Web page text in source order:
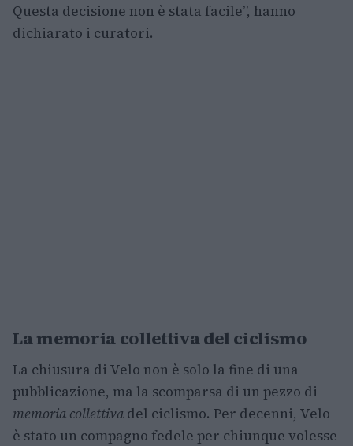
Questa decisione non è stata facile”, hanno
dichiarato i curatori.
La memoria collettiva del ciclismo
La chiusura di Velo non è solo la fine di una
pubblicazione, ma la scomparsa di un pezzo di
memoria collettiva del ciclismo. Per decenni, Velo
è stato un compagno fedele per chiunque volesse